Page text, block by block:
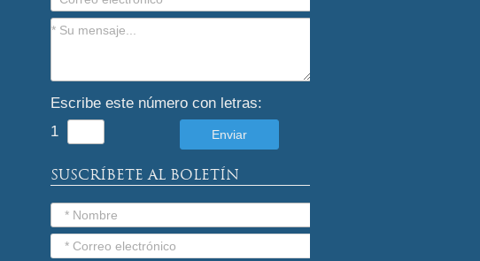
Escribe este número con letras:
1
SUSCRÍBETE AL BOLETÍN